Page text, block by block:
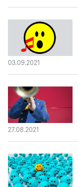
03.09.2021
27.08.2021